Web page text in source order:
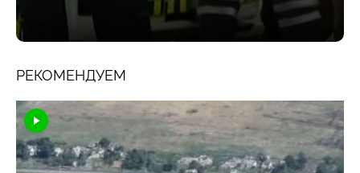
РЕКОМЕНДУЕМ